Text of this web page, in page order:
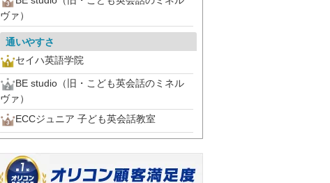
ヴァ）
通いやすさ
セイハ英語学院
BE studio（旧・こども英会話のミネル
ヴァ）
ECCジュニア 子ども英会話教室